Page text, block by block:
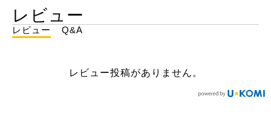
レビュー
レビュー Q&A
レビュー投稿がありません。